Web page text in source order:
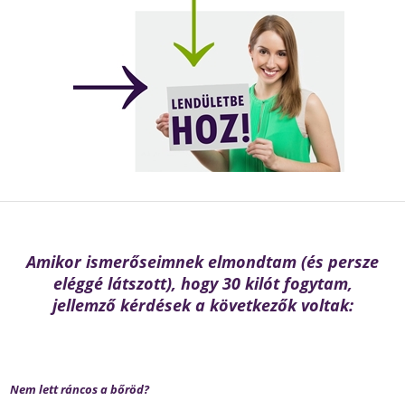
Amikor ismerőseimnek elmondtam (és persze
eléggé látszott), hogy 30 kilót fogytam,
jellemző kérdések a következők voltak:
Nem lett ráncos a bőröd?